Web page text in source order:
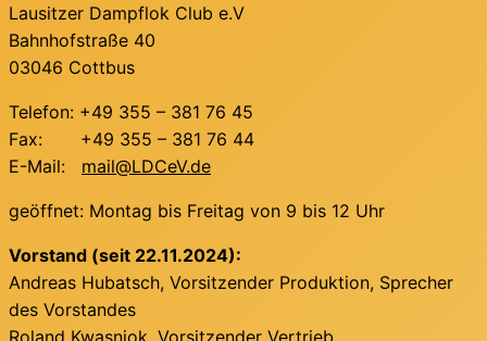
Lausitzer Dampflok Club e.V
Bahnhofstraße 40
03046 Cottbus
Telefon: +49 355 – 381 76 45
Fax: +49 355 – 381 76 44
E-Mail: mail@LDCeV.de
geöffnet: Montag bis Freitag von 9 bis 12 Uhr
Vorstand (seit 22.11.2024):
Andreas Hubatsch, Vorsitzender Produktion, Sprecher
des Vorstandes
Roland Kwasniok, Vorsitzender Vertrieb